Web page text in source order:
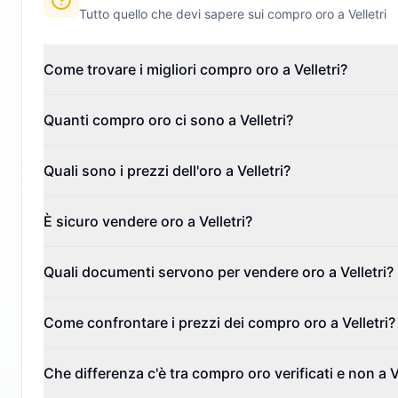
Tutto quello che devi sapere sui compro oro a Velletri
Come trovare i migliori compro oro a Velletri?
Quanti compro oro ci sono a Velletri?
Quali sono i prezzi dell'oro a Velletri?
È sicuro vendere oro a Velletri?
Quali documenti servono per vendere oro a Velletri?
Come confrontare i prezzi dei compro oro a Velletri?
Che differenza c'è tra compro oro verificati e non a